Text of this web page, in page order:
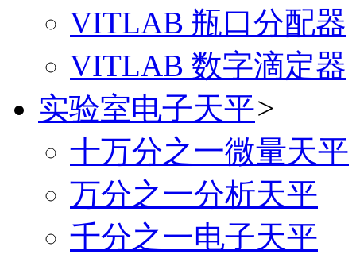
VITLAB 瓶口分配器
VITLAB 数字滴定器
实验室电子天平>
十万分之一微量天平
万分之一分析天平
千分之一电子天平